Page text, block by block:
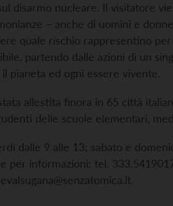
disarmo nucleare. Il visitatore
– anche di uomini e
quale rischio rappresentino per
partendo dalle azioni di un
pianeta ed ogni essere vivente.
allestita finora in 65 città
delle scuole elementari,
dalle 9 alle 13; sabato e
per informazioni: tel.